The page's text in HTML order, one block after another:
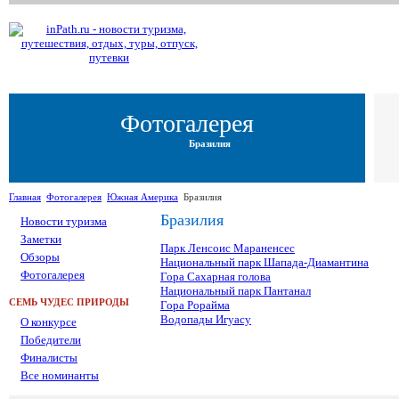
Фотогалерея
Бразилия
Главная Фотогалерея Южная Америка Бразилия
Новости туризма
Заметки
Обзоры
Фотогалерея
СЕМЬ ЧУДЕС ПРИРОДЫ
О конкурсе
Победители
Финалисты
Все номинанты
Бразилия
Парк Ленсоис Мараненсес
Национальный парк Шапада-Диамантина
Гора Сахарная голова
Национальный парк Пантанал
Гора Рорайма
Водопады Игуасу